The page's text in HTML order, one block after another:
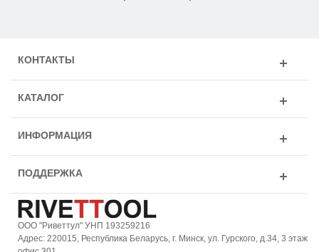
КОНТАКТЫ
КАТАЛОГ
ИНФОРМАЦИЯ
ПОДДЕРЖКА
ООО "Риветтул" УНП 193259216
Адрес: 220015, Республика Беларусь, г. Минск, ул. Гурского, д.34, 3 этаж